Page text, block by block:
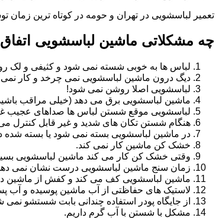
تعمیر لباسشویی در تهران و حومه در کوتاه ترین
چه مشکلاتی ماشین لباسشویی
لباس ها به خوبی شسته نمی شود و کثیفی و لک
دیگ درون ماشین لباسشویی نمی چرخد و کار نمی
لباسشویی اصلا روشن نمی شود!
ماشین لباسشویی برق می دهد (خیلی مراقب
لباسشویی موقع شستن لباس ها صداهای عجیب
هنگام شستن تکان های شدید و غیر قابل کنترل
در ماشین لباسشویی بسته نمی شود یا بسته شده
خشک کن ماشین کار نمی کند.
وقتی خشک کن کار می کند ماشین لباسشویی
زمان سنج ماشین لباسشویی درست نشان نمی
ماشین لباسشویی کف می کند و کفش از ماشین
لاستیک های حفاظتی از آب ماشین پوسیده و آب
از جایگاه پودر استفاده چندانی بابت شستشو نمی
مشکل با شستن با آب گرم داریم.